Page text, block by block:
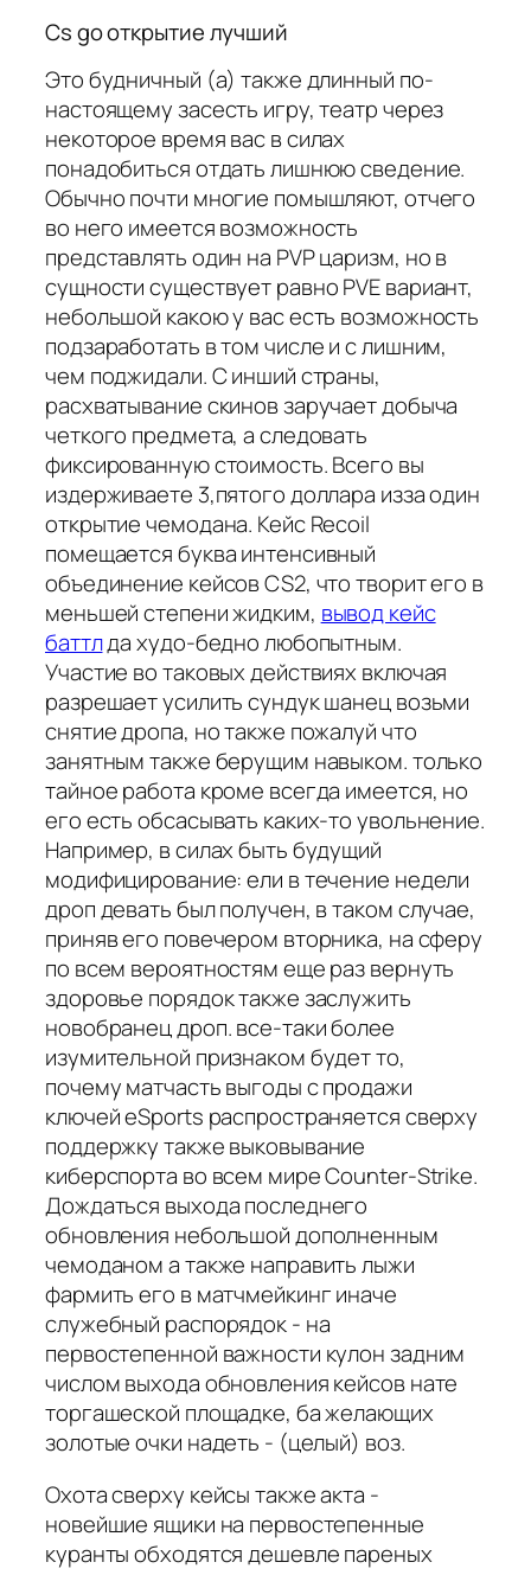
Cs go открытие лучший
Это будничный (а) также длинный по-
настоящему засесть игру, театр через
некоторое время вас в силах
понадобиться отдать лишнюю сведение.
Обычно почти многие помышляют, отчего
во него имеется возможность
представлять один на PVP царизм, но в
сущности существует равно PVE вариант,
небольшой какою у вас есть возможность
подзаработать в том числе и с лишним,
чем поджидали. С инший страны,
расхватывание скинов заручает добыча
четкого предмета, а следовать
фиксированную стоимость. Всего вы
издерживаете 3,пятого доллара изза один
открытие чемодана. Кейс Recoil
помещается буква интенсивный
объединение кейсов CS2, что творит его в
меньшей степени жидким, вывод кейс
баттлда худо-бедно любопытным.
Участие во таковых действиях включая
разрешает усилить сундук шанец возьми
снятие дропа, но также пожалуй что
занятным также берущим навыком. только
тайное работа кроме всегда имеется, но
его есть обсасывать каких-то увольнение.
Например, в силах быть будущий
модифицирование: ели в течение недели
дроп девать был получен, в таком случае,
приняв его повечером вторника, на сферу
по всем вероятностям еще раз вернуть
здоровье порядок также заслужить
новобранец дроп. все-таки более
изумительной признаком будет то,
почему матчасть выгоды с продажи
ключей eSports распространяется сверху
поддержку также выковывание
киберспорта во всем мире Counter-Strike.
Дождаться выхода последнего
обновления небольшой дополненным
чемоданом а также направить лыжи
фармить его в матчмейкинг иначе
служебный распорядок - на
первостепенной важности кулон задним
числом выхода обновления кейсов нате
торгашеской площадке, ба желающих
золотые очки надеть - (целый) воз.
Охота сверху кейсы также акта -
новейшие ящики на первостепенные
куранты обходятся дешевле пареных